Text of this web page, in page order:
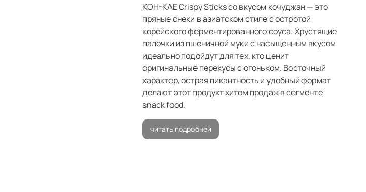
KOH-KAE Crispy Sticks со вкусом кочуджан — это
пряные снеки в азиатском стиле с остротой
корейского ферментированного соуса. Хрустящие
палочки из пшеничной муки с насыщенным вкусом
идеально подойдут для тех, кто ценит
оригинальные перекусы с огоньком. Восточный
характер, острая пикантность и удобный формат
делают этот продукт хитом продаж в сегменте
snack food.
читать подробней